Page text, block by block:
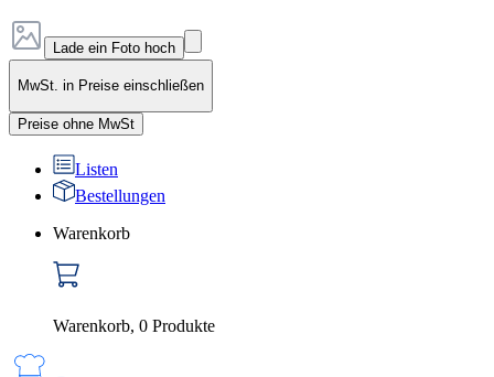
Lade ein Foto hoch
MwSt. in Preise einschließen
Preise ohne MwSt
Listen
Bestellungen
Warenkorb
Warenkorb, 0 Produkte